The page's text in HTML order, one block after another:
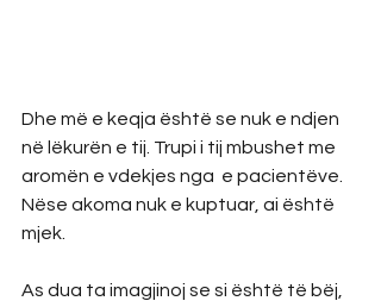
Dhe më e keqja është se nuk e ndjen
në lëkurën e tij. Trupi i tij mbushet me
aromën e vdekjes nga  e pacientëve.
Nëse akoma nuk e kuptuar, ai është
mjek.
As dua ta imagjinoj se si është të bëj,